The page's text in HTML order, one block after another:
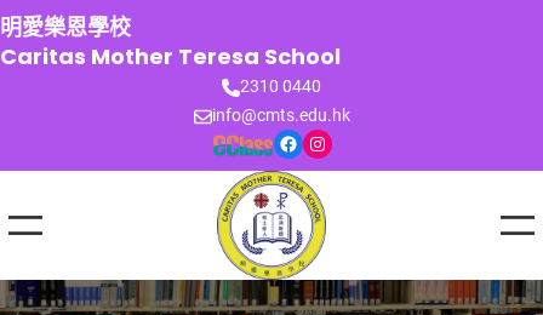
跳
至
主
明愛樂恩學校
Caritas Mother Teresa School
2310 0440
info@cmts.edu.hk
Facebook Instagram